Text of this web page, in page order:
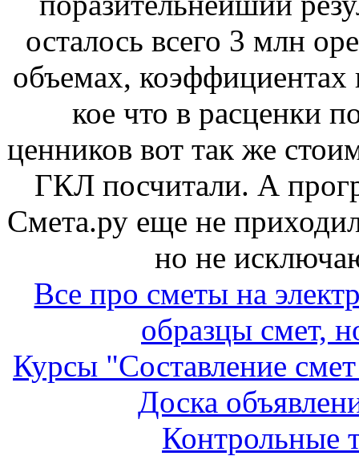
осталось всего 3 млн
объемах,
кое что в расценки
ценников вот так же
ГКЛ посчитали. А
Смета.ру еще не
но не
Все про сметы на
образцы смет,
Курсы "Составление
Доска
Контрольные